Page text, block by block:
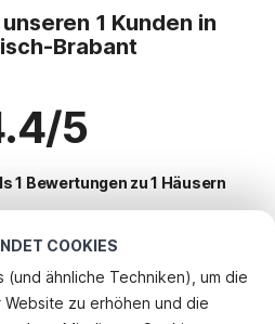
COOKIES
ähnliche Techniken), um die
zu erhöhen und die
1 Kunden in
Brabant
5
1 Bewertungen zu 1 Häusern
für Urlaub
in Wallonisch-brabant